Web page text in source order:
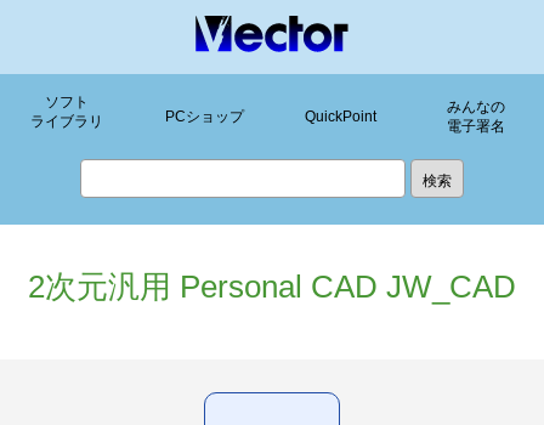
ソフト
ライブラリ
PCショップ QuickPoint
みんなの
電子署名
2次元汎用 Personal CAD JW_CAD